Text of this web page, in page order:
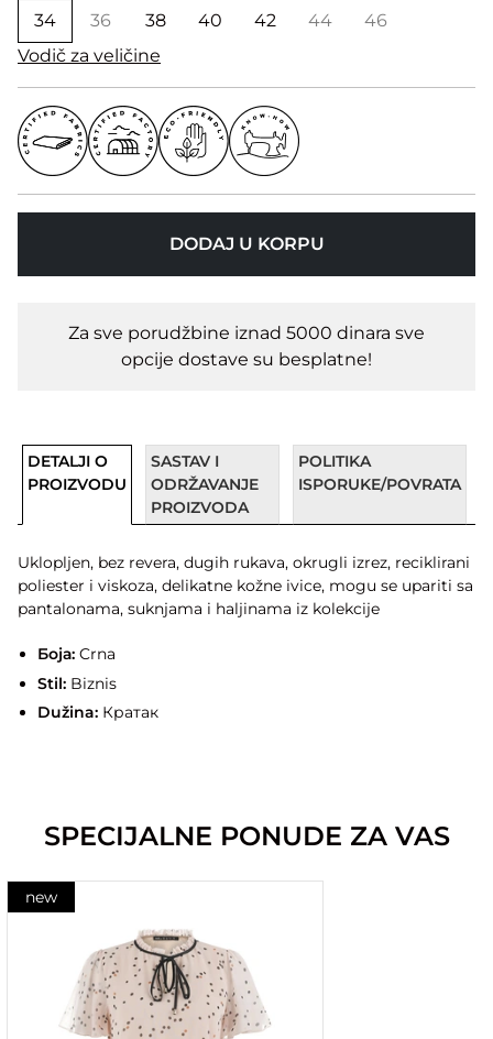
34 36 38 40 42 44
46
Vodič za veličine
DODAJ U KORPU
Za sve porudžbine iznad 5000 dinara sve
opcije dostave su besplatne!
DETALJI O
PROIZVODU
SASTAV I
ODRŽAVANJE
PROIZVODA
POLITIKA
ISPORUKE/POVRATA
Uklopljen, bez revera, dugih rukava, okrugli izrez, reciklirani
poliester i viskoza, delikatne kožne ivice, mogu se upariti sa
pantalonama, suknjama i haljinama iz kolekcije
Боја:Crna
Stil:Biznis
Dužina:Кратак
SPECIJALNE PONUDE ZA VAS
new